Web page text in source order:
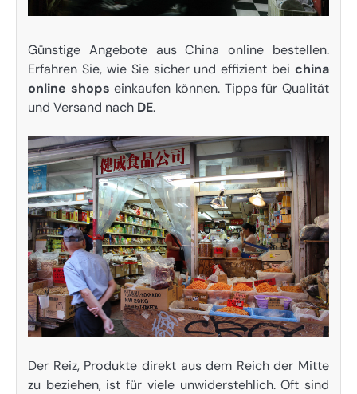
Günstige Angebote aus China online bestellen.
Erfahren Sie, wie Sie sicher und effizient bei china
online shops einkaufen können. Tipps für Qualität
und Versand nach DE.
Der Reiz, Produkte direkt aus dem Reich der Mitte
zu beziehen, ist für viele unwiderstehlich. Oft sind